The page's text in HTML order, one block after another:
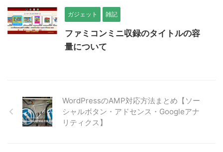
ガジェット 雑記
ファミコンミニ収録のタイトルの容
量について
WordPressのAMP対応方法まとめ【ソー
シャルボタン・アドセンス・Googleアナ
リティクス】